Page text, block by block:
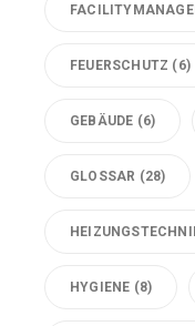
FEUERSCHUTZ (6)
GEBÄUDE (6)
GLOSSAR (28)
HYGIENE (8)